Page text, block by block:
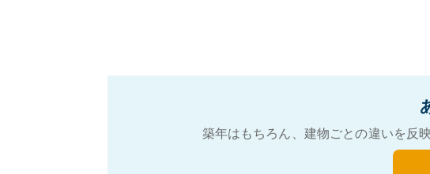
築年はもちろん、建物ごとの違いを反